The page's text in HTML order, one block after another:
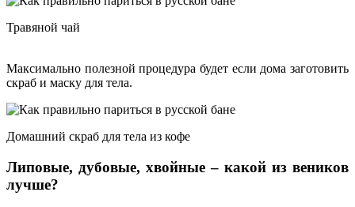
Травяной чай
Максимально полезной процедура будет если дома заготовить
скраб и маску для тела.
Домашний скраб для тела из кофе
Липовые, дубовые, хвойные – какой из веников
лучше?